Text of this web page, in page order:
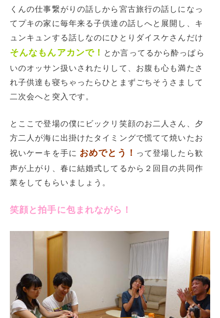
くんの仕事繋がりの話しから宮古旅行の話しになっ
てプキの家に毎年来る子供達の話しへと展開し、キ
ュンキュンする話しなのにひとりダイスケさんだけ
そんなもんアカンで！ とか言ってるから酔っぱら
いのオッサン扱いされたりして、お腹も心も満たさ
れ子供達も寝ちゃったらひとまずごちそうさまして
二次会へと突入です。
とここで登場の僕にビックリ笑顔のお二人さん、夕
方二人が海に出掛けたタイミングで慌てて焼いたお
祝いケーキを手に おめでとう！ って登場したら歓
声が上がり、春に結婚式してるから２回目の共同作
業をしてもらいましょう。
笑顔と拍手に包まれながら！